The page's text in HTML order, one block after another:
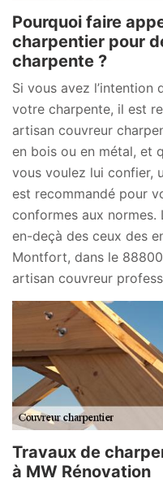
Pourquoi faire
charpentier pour
charpente ?
Si vous avez l’intention
votre charpente, il est
artisan couvreur
en bois ou en métal, et
vous voulez lui confier,
est recommandé pour
conformes aux
en-deçà des ceux des
Montfort, dans le
artisan couvreur
Travaux de
à MW Rénovation